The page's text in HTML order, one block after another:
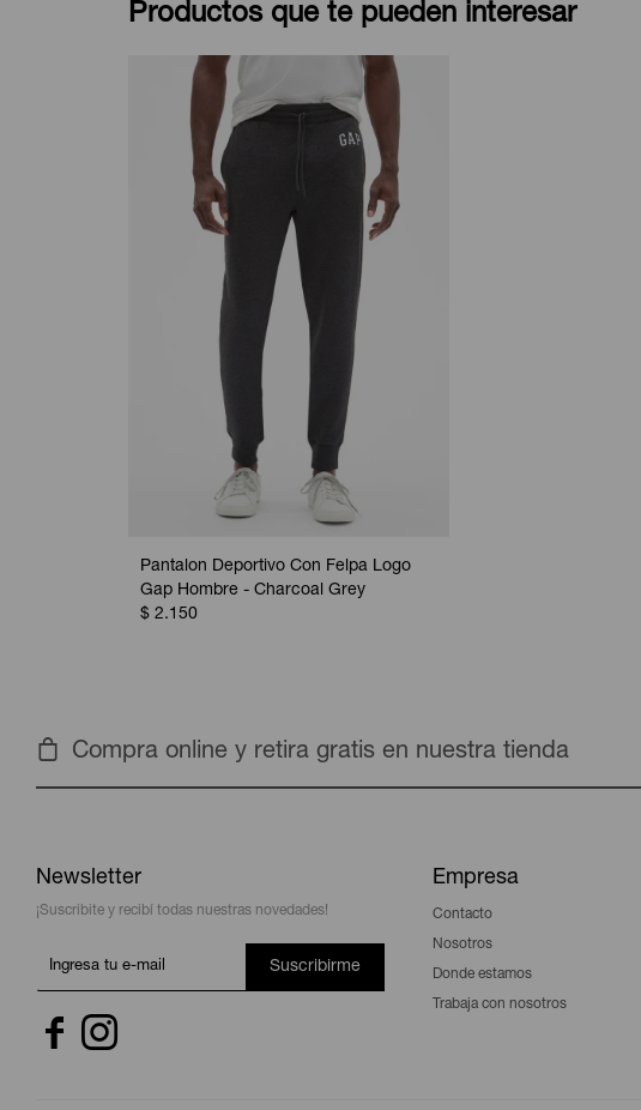
Productos que te pueden interesar
Pantalon Deportivo Con Felpa Logo
Gap Hombre - Charcoal Grey
$ 2.150
Compra online y retira gratis en nuestra tienda
Newsletter
¡Suscribite y recibí todas nuestras novedades!
Suscribirme
 
Empresa
Contacto
Nosotros
Donde estamos
Trabaja con nosotros